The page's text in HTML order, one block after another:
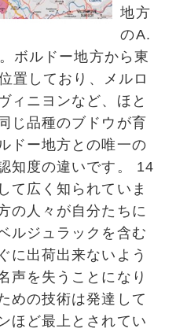
地方
のA.
ボルドー地方から東
置しており、メルロ
ィニヨンなど、ほと
じ品種のブドウが育
ドー地方との唯一の
知度の違いです。 14
て広く知られていま
の人々が自分たちに
ルジュラックを含む
に出荷出来ないよう
声を失うことになり
めの技術は発達して
ほど最上とされてい